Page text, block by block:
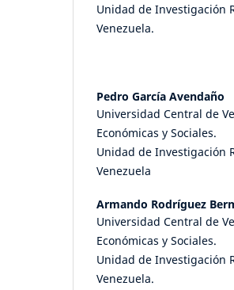
Unidad de Investigación
Venezuela.
Pedro García Avendaño
Universidad Central de
Económicas y Sociales.
Unidad de Investigación
Venezuela
Armando Rodríguez
Universidad Central de
Económicas y Sociales.
Unidad de Investigación
Venezuela.